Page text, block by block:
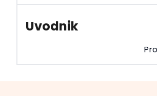
Uvodnik